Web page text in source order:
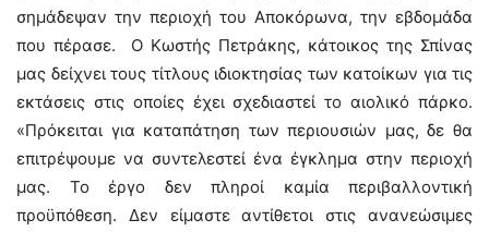
σημάδεψαν την περιοχή του Αποκόρωνα, την εβδομάδα
που πέρασε. Ο Κωστής Πετράκης, κάτοικος της Σπίνας
μας δείχνει τους τίτλους ιδιοκτησίας των κατοίκων για τις
εκτάσεις στις οποίες έχει σχεδιαστεί το αιολικό πάρκο.
«Πρόκειται για καταπάτηση των περιουσιών μας, δε θα
επιτρέψουμε να συντελεστεί ένα έγκλημα στην περιοχή
μας. Το έργο δεν πληροί καμία περιβαλλοντική
προϋπόθεση. Δεν είμαστε αντίθετοι στις ανανεώσιμες